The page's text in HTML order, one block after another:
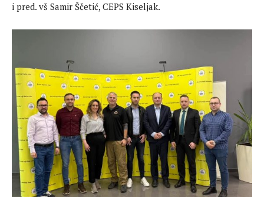
i pred. vš Samir Ščetić, CEPS Kiseljak.